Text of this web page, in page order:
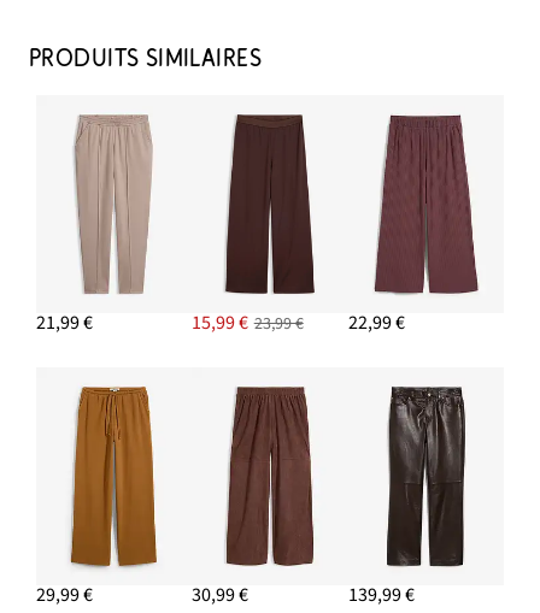
Mules avec nœud
17,99 €
AJOUTER AU PANIER
Créoles bicolores en laiton
AJOUTER AU PANIER
Lunettes de soleil
13,99 €
AJOUTER AU PANIER
PRODUITS SIMILAIRES
21,99 € 15,99 € 23,99 € 22,99 €
29,99 € 30,99 € 139,99 €